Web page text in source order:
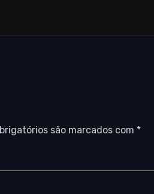
são marcados com *